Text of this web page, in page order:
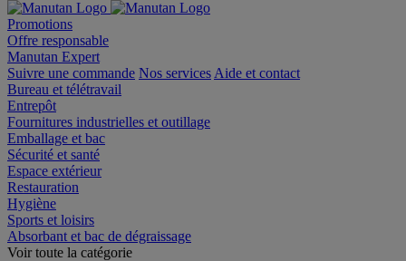
Promotions
Offre responsable
Manutan Expert
Suivre une commande Nos services Aide et contact
Bureau et télétravail
Entrepôt
Fournitures industrielles et outillage
Emballage et bac
Sécurité et santé
Espace extérieur
Restauration
Hygiène
Sports et loisirs
Absorbant et bac de dégraissage
Voir toute la catégorie